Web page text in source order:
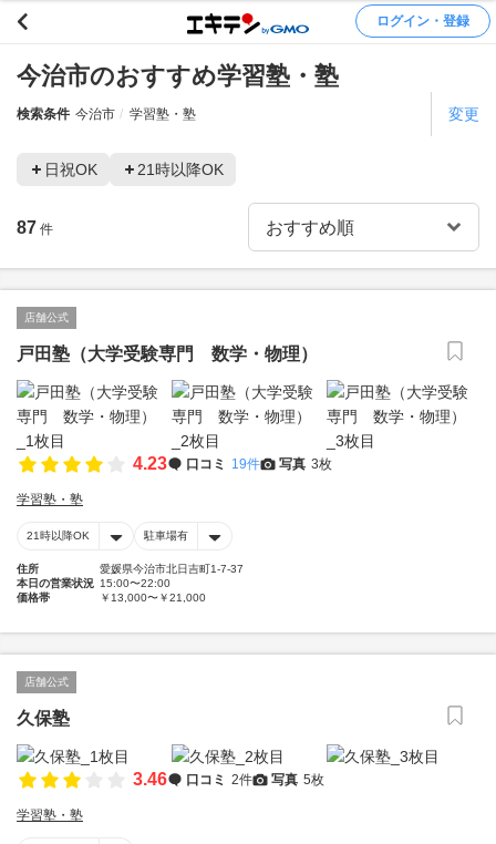
ログイン・登録
今治市のおすすめ学習塾・塾
検索条件 今治市 学習塾・塾 変更
日祝OK 21時以降OK
87 件
店舗公式
戸田塾（大学受験専門 数学・物理）
4.23 口コミ 19件 写真 3枚
学習塾・塾
21時以降OK 駐車場有
住所
愛媛県今治市北日吉町1-7-37
本日の営業状況 15:00〜22:00
価格帯
￥13,000〜￥21,000
店舗公式
久保塾
3.46 口コミ 2件 写真 5枚
学習塾・塾